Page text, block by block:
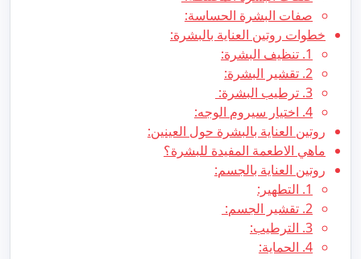
صفات البشرة الحساسة:
خطوات روتين العناية بالبشرة:
1. تنظيف البشرة:
2. تقشير البشرة:
3. ترطيب البشرة:
4. اختيار سيروم الوجه:
روتين العناية بالبشرة حول العينين:
ماهي الاطعمة المفيدة للبشرة؟
روتين العناية بالجسم:
1. التطهير:
2. تقشير الجسم:
3. الترطيب:
4. الحماية: